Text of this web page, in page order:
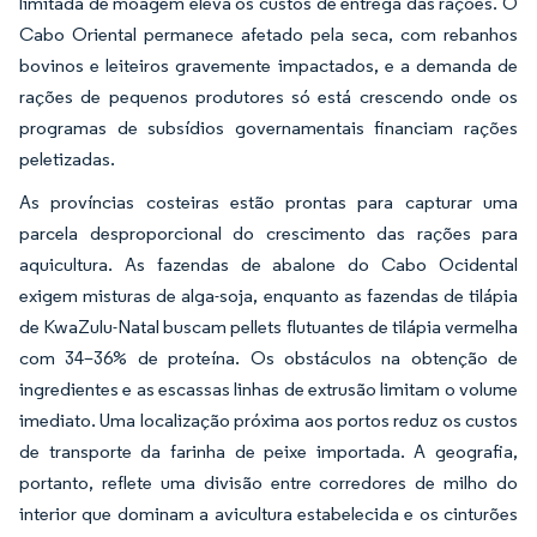
Cabo Oriental permanece afetado pela seca, com rebanhos
bovinos e leiteiros gravemente impactados, e a demanda de
rações de pequenos produtores só está crescendo onde os
programas de subsídios governamentais financiam rações
peletizadas.
As províncias costeiras estão prontas para capturar uma
parcela desproporcional do crescimento das rações para
aquicultura. As fazendas de abalone do Cabo Ocidental
exigem misturas de alga-soja, enquanto as fazendas de tilápia
de KwaZulu-Natal buscam pellets flutuantes de tilápia vermelha
com 34–36% de proteína. Os obstáculos na obtenção de
ingredientes e as escassas linhas de extrusão limitam o volume
imediato. Uma localização próxima aos portos reduz os custos
de transporte da farinha de peixe importada. A geografia,
portanto, reflete uma divisão entre corredores de milho do
interior que dominam a avicultura estabelecida e os cinturões